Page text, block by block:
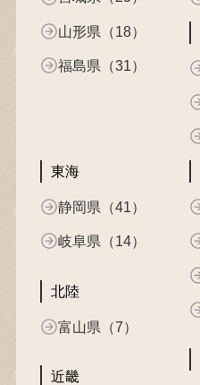
山形県（18）
福島県（31）
東海
静岡県（41）
岐阜県（14）
北陸
富山県（7）
近畿